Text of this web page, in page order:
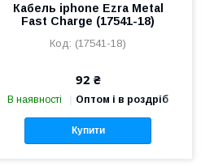
Кабель iphone Ezra Metal
Fast Charge (17541-18)
(17541-18)
92 ₴
В наявності Оптом і в роздріб
Купити